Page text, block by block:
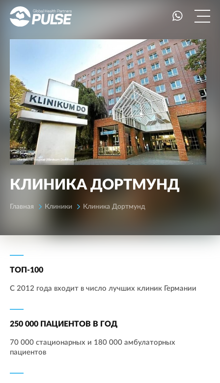
КЛИНИКА ДОРТМУНД
Главная Клиники Клиника Дортмунд
ТОП-100
С 2012 года входит в число лучших клиник Германии
250 000 ПАЦИЕНТОВ В ГОД
70 000 стационарных и 180 000 амбулаторных
пациентов